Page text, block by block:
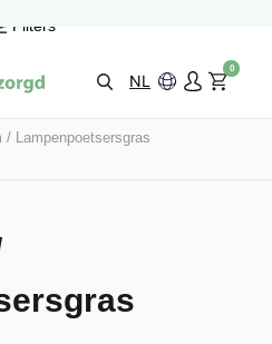
met een
& locatie NL
0
/ Lampenpoetsersgras
Filters